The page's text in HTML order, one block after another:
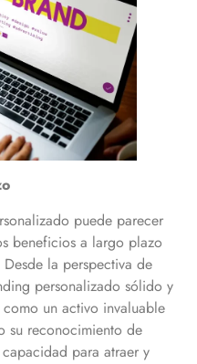
puede parecer
beneficios a largo plazo
la perspectiva de
personalizado sólido y
un activo invaluable
su reconocimiento de
para atraer y